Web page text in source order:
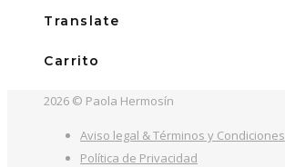
Translate
Carrito
2026 © Paola Hermosín
Aviso legal & Términos y Condiciones
Política de Privacidad